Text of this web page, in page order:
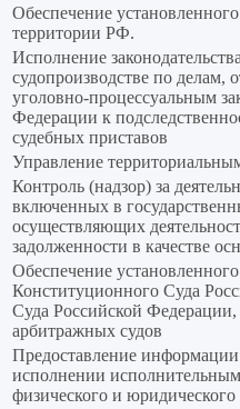
Обеспечение
территории РФ.
Исполнение
судопроизводстве по делам,
уголовно‑процессуальным
Федерации к
судебных приставов
Управление
Контроль (надзор) за
включенных в
осуществляющих
задолженности в качестве
Обеспечение
Конституционного Суда
Суда Российской
арбитражных судов
Предоставление
исполнении
физического и юридического